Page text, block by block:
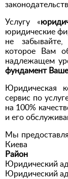
Услугу «
юридические
не забывайте,
которое Вам
надлежащем
фундамент
Юридическая
сервис по
на 100%
и его
Мы
Киева
Район
Юридический
Юридический